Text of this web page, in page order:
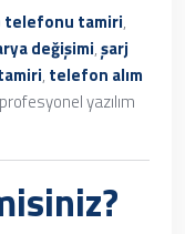
telefonu tamiri,
değişimi,şarj
, telefon alım
yazılım